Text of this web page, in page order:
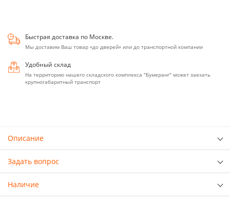
Быстрая доставка по Москве.
Мы доставим Ваш товар «до дверей» или до транспортной компании
Удобный склад
На территорию нашего складского комплекса "Бумеранг" может заехать
крупногабаритный транспорт
Описание
Задать вопрос
Наличие